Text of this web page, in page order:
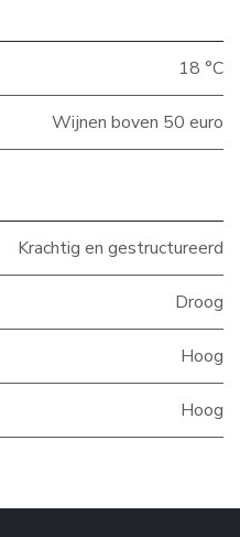
18 °C
Wijnen boven 50 euro
Krachtig en gestructureerd
Droog
Hoog
Hoog